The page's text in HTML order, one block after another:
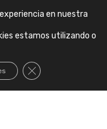
en nuestra
estamos utilizando o
Cerrar el banner de